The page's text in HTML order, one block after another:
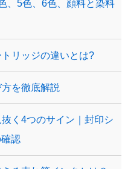
、5色、6色、顔料と染料
リッジの違いとは?
を徹底解説
く4つのサイン｜封印シ
認